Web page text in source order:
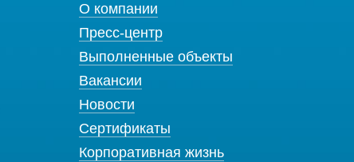
О компании
Пресс-центр
Выполненные объекты
Вакансии
Новости
Сертификаты
Корпоративная жизнь